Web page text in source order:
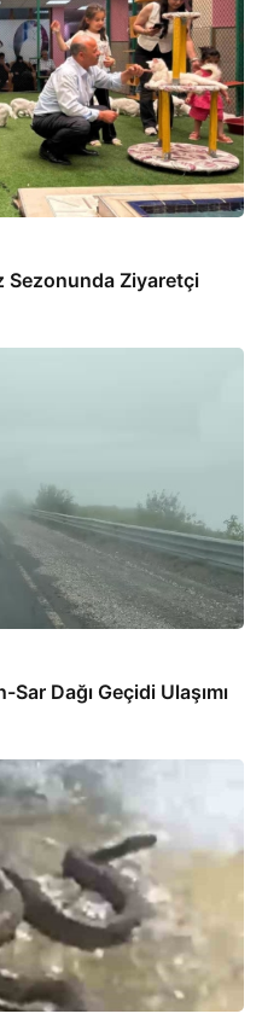
Sezonunda Ziyaretçi
Dağı Geçidi Ulaşımı